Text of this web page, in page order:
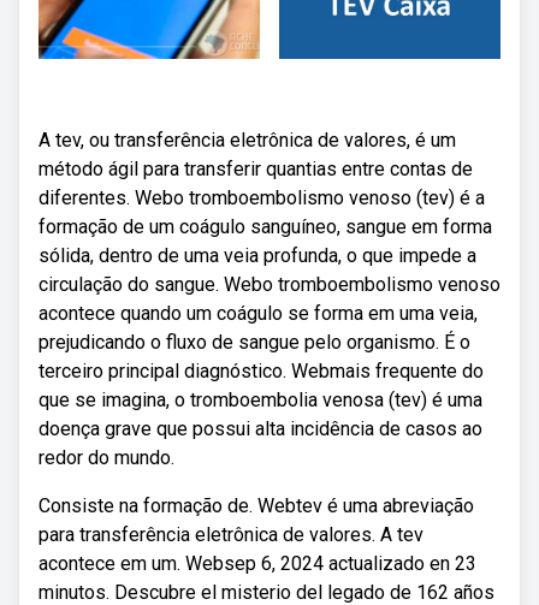
A tev, ou transferência eletrônica de valores, é um
método ágil para transferir quantias entre contas de
diferentes. Webo tromboembolismo venoso (tev) é a
formação de um coágulo sanguíneo, sangue em forma
sólida, dentro de uma veia profunda, o que impede a
circulação do sangue. Webo tromboembolismo venoso
acontece quando um coágulo se forma em uma veia,
prejudicando o fluxo de sangue pelo organismo. É o
terceiro principal diagnóstico. Webmais frequente do
que se imagina, o tromboembolia venosa (tev) é uma
doença grave que possui alta incidência de casos ao
redor do mundo.
Consiste na formação de. Webtev é uma abreviação
para transferência eletrônica de valores. A tev
acontece em um. Websep 6, 2024 actualizado en 23
minutos. Descubre el misterio del legado de 162 años